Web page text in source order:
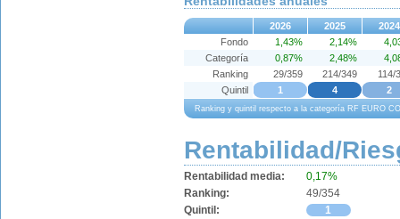
2026 2025 2024
Ranking y quintil respecto a la categoría RF EURO
Fondo 1,43% 2,14%
Categoría
0,87% 2,48%
Ranking
29/359 214/349
114/
Quintil
1 4 2
Rentabilidad/
Rentabilidad media:
0,17%
Ranking:
49/354
Quintil:
1